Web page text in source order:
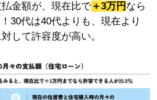
金額が、現在比で＋3万円 なら
30代は40代よりも、現在より
して許容度が高い。